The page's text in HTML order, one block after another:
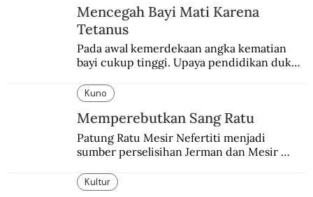
Mencegah Bayi Mati Karena
Tetanus
Pada awal kemerdekaan angka kematian
bayi cukup tinggi. Upaya pendidikan dukun
Kuno
Memperebutkan Sang Ratu
Patung Ratu Mesir Nefertiti menjadi
sumber perselisihan Jerman dan Mesir
Kultur